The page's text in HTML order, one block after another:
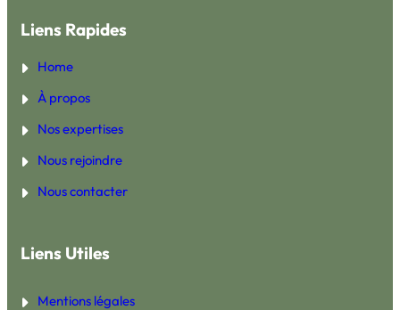
Liens Rapides
Home
À propos
Nos expertises
Nous rejoindre
Nous contacter
Liens Utiles
Mentions légales